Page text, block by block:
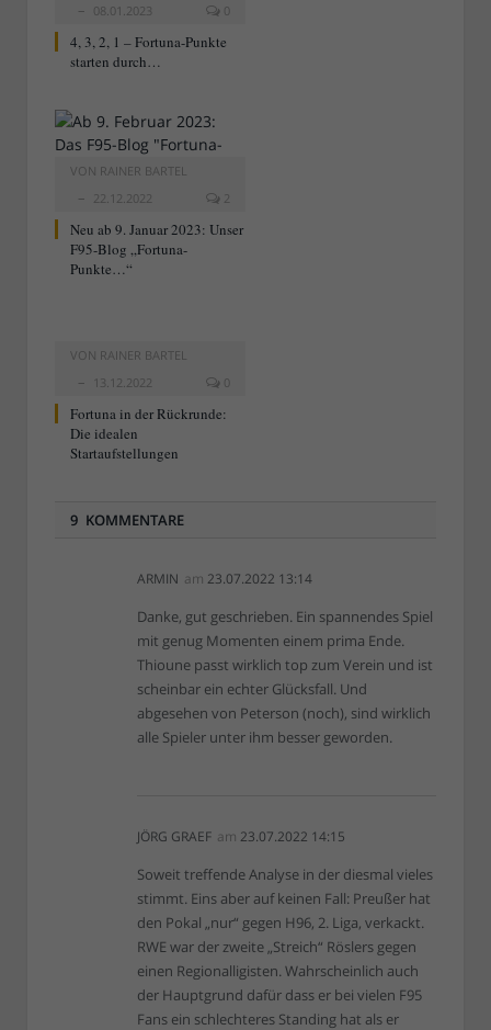
08.01.2023 0
4, 3, 2, 1 – Fortuna-Punkte
starten durch…
VON RAINER BARTEL
22.12.2022
2
Neu ab 9. Januar 2023: Unser
F95-Blog „Fortuna-
Punkte…“
VON RAINER BARTEL
13.12.2022
0
Fortuna in der Rückrunde:
Die idealen
Startaufstellungen
9 KOMMENTARE
ARMIN am 23.07.2022 13:14
Danke, gut geschrieben. Ein spannendes Spiel
mit genug Momenten einem prima Ende.
Thioune passt wirklich top zum Verein und ist
scheinbar ein echter Glücksfall. Und
abgesehen von Peterson (noch), sind wirklich
alle Spieler unter ihm besser geworden.
JÖRG GRAEF am 23.07.2022 14:15
Soweit treffende Analyse in der diesmal vieles
stimmt. Eins aber auf keinen Fall: Preußer hat
den Pokal „nur“ gegen H96, 2. Liga, verkackt.
RWE war der zweite „Streich“ Röslers gegen
einen Regionalligisten. Wahrscheinlich auch
der Hauptgrund dafür dass er bei vielen F95
Fans ein schlechteres Standing hat als er